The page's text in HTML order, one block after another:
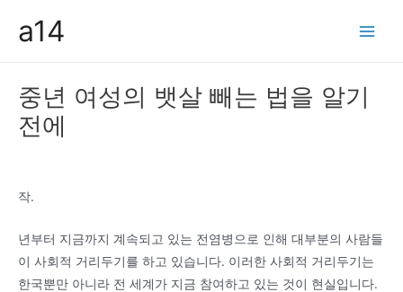
a14
중년 여성의 뱃살 빼는 법을 알기
전에
작.
년부터 지금까지 계속되고 있는 전염병으로 인해 대부분의 사람들
이 사회적 거리두기를 하고 있습니다. 이러한 사회적 거리두기는
한국뿐만 아니라 전 세계가 지금 참여하고 있는 것이 현실입니다.